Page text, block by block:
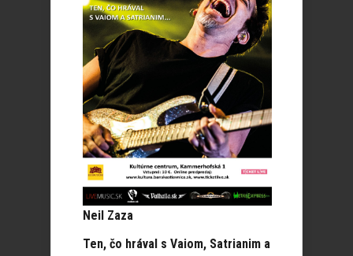
Neil Zaza
Ten, čo hrával s Vaiom, Satrianim a